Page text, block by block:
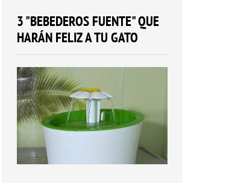
3 "BEBEDEROS FUENTE" QUE
HARÁN FELIZ A TU GATO